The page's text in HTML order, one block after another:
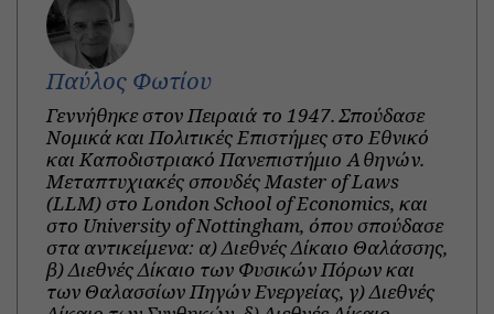
Παύλος Φωτίου
Γεννήθηκε στον Πειραιά το 1947. Σπούδασε
Νομικά και Πολιτικές Επιστήμες στο Εθνικό
και Καποδιστριακό Πανεπιστήμιο Αθηνών.
Μεταπτυχιακές σπουδές Master of Laws
(LLM) στο London School of Economics, και
στο University of Nottingham, όπου σπούδασε
στα αντικείμενα: α) Διεθνές Δίκαιο Θαλάσσης,
β) Διεθνές Δίκαιο των Φυσικών Πόρων και
των Θαλασσίων Πηγών Ενεργείας, γ) Διεθνές